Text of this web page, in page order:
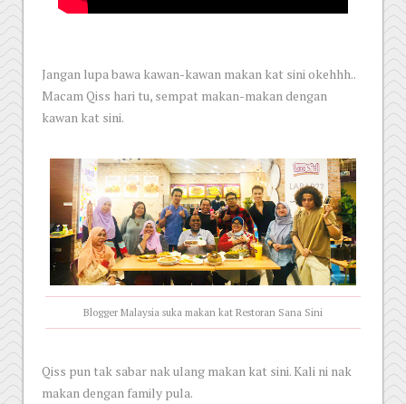
Jangan lupa bawa kawan-kawan makan kat sini okehhh..
Macam Qiss hari tu, sempat makan-makan dengan
kawan kat sini.
Blogger Malaysia suka makan kat Restoran Sana Sini
Qiss pun tak sabar nak ulang makan kat sini. Kali ni nak
makan dengan family pula.